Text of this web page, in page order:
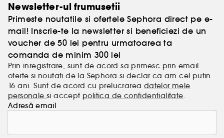
Newsletter-ul frumusetii
Primeste noutatile si ofertele Sephora direct pe e-
mail! Inscrie-te la newsletter si beneficiezi de un
voucher de 50 lei pentru urmatoarea ta
comanda de minim 300 lei
Prin inregistrare, sunt de acord sa primesc prin email
oferte si noutati de la Sephora si declar ca am cel putin
16 ani. Sunt de acord cu prelucrarea datelor mele
personalesi accept politica de confidentialitate.
Adresă email